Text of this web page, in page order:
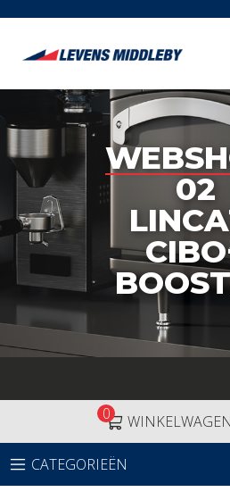
02
CATEGORIEËN
WINKELWAGEN
0